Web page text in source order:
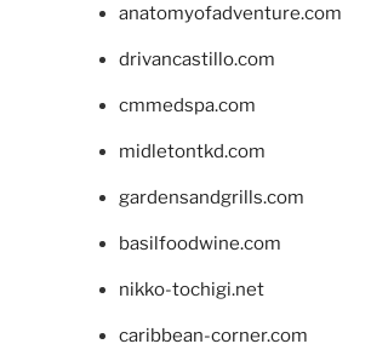
anatomyofadventure.com
drivancastillo.com
cmmedspa.com
midletontkd.com
gardensandgrills.com
basilfoodwine.com
nikko-tochigi.net
caribbean-corner.com